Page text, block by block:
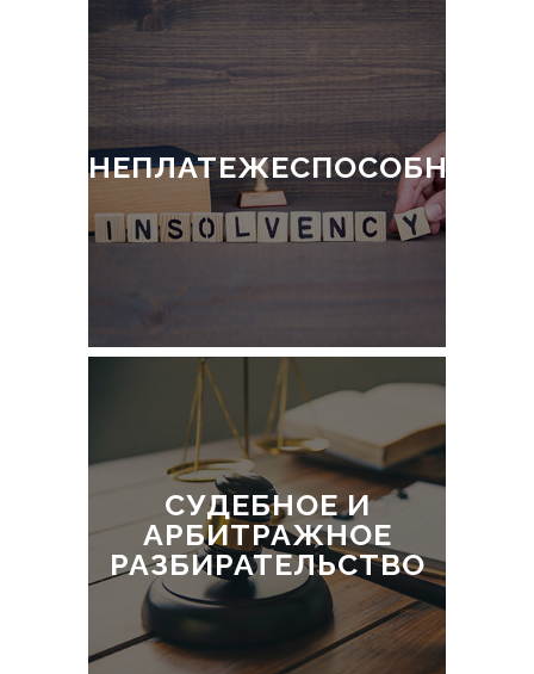
НЕПЛАТЕЖЕСПОСОБНОСТЬ
СУДЕБНОЕ И
АРБИТРАЖНОЕ
РАЗБИРАТЕЛЬСТВО